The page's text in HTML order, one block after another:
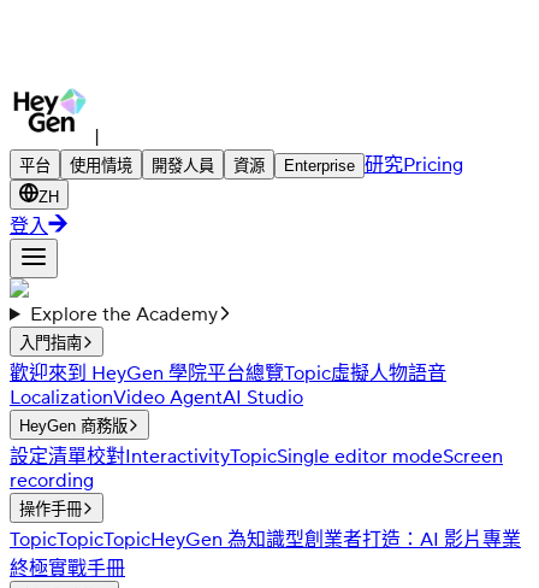
|
平台 使用情境 開發人員 資源 Enterprise 研究Pricing
ZH
登入
Explore the Academy
入門指南
歡迎來到 HeyGen 學院平台總覽Topic虛擬人物語音
LocalizationVideo AgentAI Studio
HeyGen 商務版
設定清單校對InteractivityTopicSingle editor modeScreen
recording
操作手冊
TopicTopicTopicHeyGen 為知識型創業者打造：AI 影片專業
終極實戰手冊